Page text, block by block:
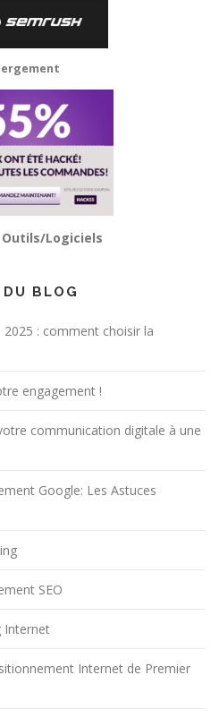
Logiciels
BLOG
2025 : comment choisir la
engagement !
communication digitale à une
Google: Les Astuces
SEO
Internet
Internet de Premier